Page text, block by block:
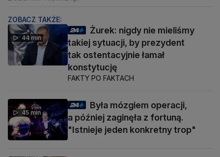
ZOBACZ TAKŻE:
44 min
Żurek: nigdy nie mieliśmy
takiej sytuacji, by prezydent
tak ostentacyjnie łamał
konstytucję
FAKTY PO FAKTACH
45 min
Była mózgiem operacji,
a później zaginęła z fortuną.
"Istnieje jeden konkretny trop"